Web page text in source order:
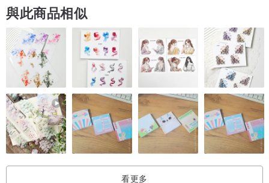
·口袋
8 個卡片隔層 2 個口袋 1 個硬幣隔層 2 個紙幣隔層
日本製造
與此商品相似
看更多